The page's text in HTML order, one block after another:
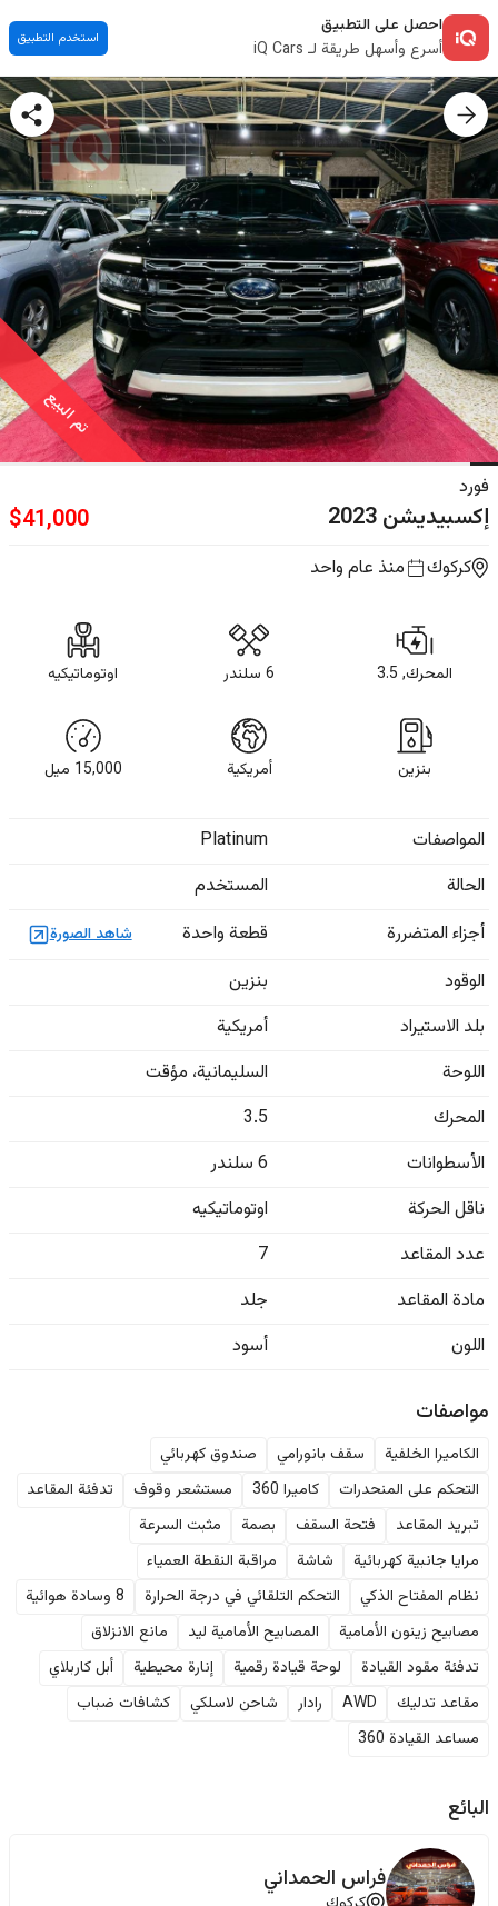
احصل على التطبيق
أسرع وأسهل طريقة لـ iQ Cars
استخدم التطبيق
تم البيع
فورد
إكسبيديشن2023
$41,000
كركوك منذ عام واحد
المحرك, 3.5 6 سلندر اوتوماتيكيه
بنزين أمريكية 15,000 ميل
المواصفات
Platinum
الحالة
المستخدم
أجزاء المتضررة
قطعة واحدة شاهد الصورة
الوقود
بنزين
بلد الاستيراد
أمريكية
اللوحة
السليمانية، مؤقت
المحرك
3.5
الأسطوانات
6 سلندر
ناقل الحركة
اوتوماتيكيه
عدد المقاعد
7
مادة المقاعد
جلد
اللون
أسود
مواصفات
الكاميرا الخلفية سقف بانورامي
صندوق كهربائي
التحكم على المنحدرات
كاميرا 360 مستشعر وقوف
تدفئة المقاعد
تبريد المقاعد
فتحة السقف بصمة
مثبت السرعة
مرايا جانبية كهربائية
شاشة
مراقبة النقطة العمياء
نظام المفتاح الذكي
التحكم التلقائي في درجة الحرارة
8 وسادة هوائية
مصابيح زينون الأمامية
المصابيح الأمامية ليد
مانع الانزلاق
تدفئة مقود القيادة
لوحة قيادة رقمية إنارة محيطية
أبل كاربلاي
مقاعد تدليك
AWD رادار شاحن لاسلكي
كشافات ضباب
مساعد القيادة 360
البائع
فراس الحمداني